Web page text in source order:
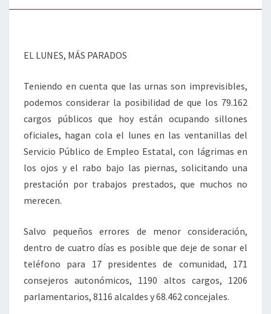
EL LUNES, MÁS PARADOS
Teniendo en cuenta que las urnas son imprevisibles,
podemos considerar la posibilidad de que los 79.162
cargos públicos que hoy están ocupando sillones
oficiales, hagan cola el lunes en las ventanillas del
Servicio Público de Empleo Estatal, con lágrimas en
los ojos y el rabo bajo las piernas, solicitando una
prestación por trabajos prestados, que muchos no
merecen.
Salvo pequeños errores de menor consideración,
dentro de cuatro días es posible que deje de sonar el
teléfono para 17 presidentes de comunidad, 171
consejeros autonómicos, 1190 altos cargos, 1206
parlamentarios, 8116 alcaldes y 68.462 concejales.